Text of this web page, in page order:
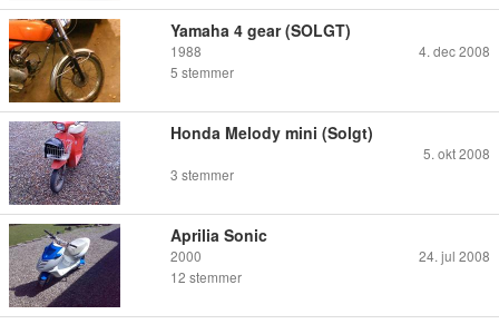
Yamaha 4 gear (SOLGT)
1988
4. dec 2008
5 stemmer
Honda Melody mini (Solgt)
5. okt 2008
3 stemmer
Aprilia Sonic
2000
24. jul 2008
12 stemmer